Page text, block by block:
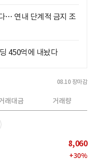
… 연내 단계적 금지 조
450억에 내놨다
08.10 장마감
래대금 거래량
8,060
+30%